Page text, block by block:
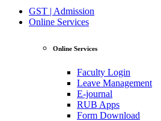
GST | Admission
Online Services
Online Services
Faculty Login
Leave Management
E-journal
RUB Apps
Form Download